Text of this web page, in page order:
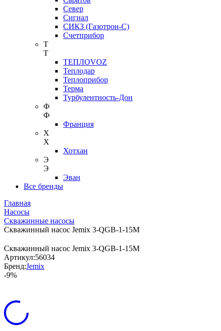
Север
Сигнал
СИКЗ (Газотрон-С)
Счетприбор
Т
Т
ТЕПЛОVOZ
Теплодар
Теплоприбор
Терма
Турбулентность-Дон
Ф
Ф
Франция
Х
Х
Хотхан
Э
Э
Эван
Все бренды
Главная
Насосы
Скважинные насосы
Скважинный насос Jemix 3-QGB-1-15M
Скважинный насос Jemix 3-QGB-1-15M
Артикул:56034
Бренд:Jemix
-9%